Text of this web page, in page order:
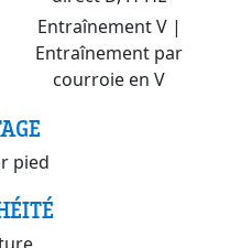
Entraînement V |
Entraînement par
courroie en V
pied